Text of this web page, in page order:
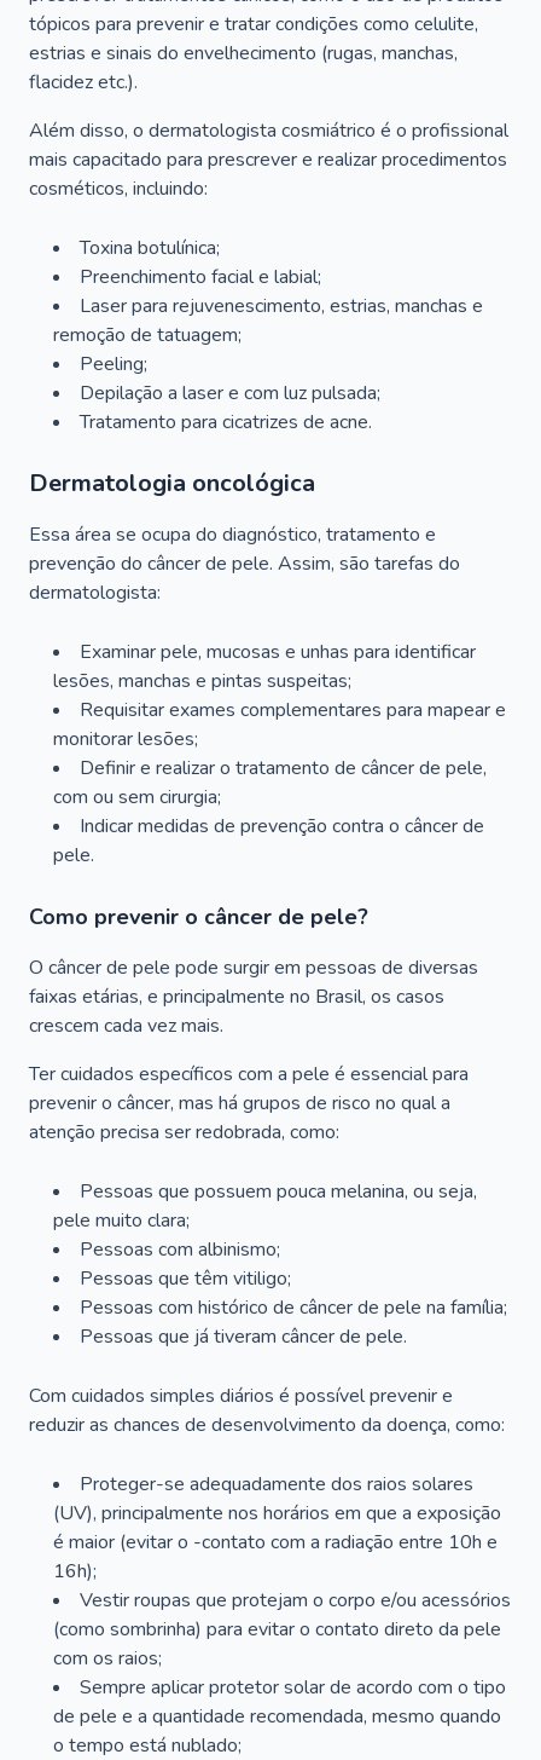
tópicos para prevenir e tratar condições como celulite,
estrias e sinais do envelhecimento (rugas, manchas,
flacidez etc.).
Além disso, o dermatologista cosmiátrico é o profissional
mais capacitado para prescrever e realizar procedimentos
cosméticos, incluindo:
Toxina botulínica;
Preenchimento facial e labial;
Laser para rejuvenescimento, estrias, manchas e
remoção de tatuagem;
Peeling;
Depilação a laser e com luz pulsada;
Tratamento para cicatrizes de acne.
Dermatologia oncológica
Essa área se ocupa do diagnóstico, tratamento e
prevenção do câncer de pele. Assim, são tarefas do
dermatologista:
Examinar pele, mucosas e unhas para identificar
lesões, manchas e pintas suspeitas;
Requisitar exames complementares para mapear e
monitorar lesões;
Definir e realizar o tratamento de câncer de pele,
com ou sem cirurgia;
Indicar medidas de prevenção contra o câncer de
pele.
Como prevenir o câncer de pele?
O câncer de pele pode surgir em pessoas de diversas
faixas etárias, e principalmente no Brasil, os casos
crescem cada vez mais.
Ter cuidados específicos com a pele é essencial para
prevenir o câncer, mas há grupos de risco no qual a
atenção precisa ser redobrada, como:
Pessoas que possuem pouca melanina, ou seja,
pele muito clara;
Pessoas com albinismo;
Pessoas que têm vitiligo;
Pessoas com histórico de câncer de pele na família;
Pessoas que já tiveram câncer de pele.
Com cuidados simples diários é possível prevenir e
reduzir as chances de desenvolvimento da doença, como:
Proteger-se adequadamente dos raios solares
(UV), principalmente nos horários em que a exposição
é maior (evitar o -contato com a radiação entre 10h e
16h);
Vestir roupas que protejam o corpo e/ou acessórios
(como sombrinha) para evitar o contato direto da pele
com os raios;
Sempre aplicar protetor solar de acordo com o tipo
de pele e a quantidade recomendada, mesmo quando
o tempo está nublado;